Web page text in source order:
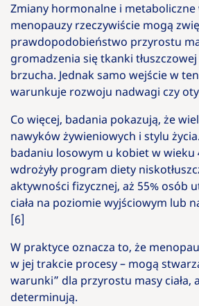
Zmiany hormonalne i metaboliczne
menopauzy rzeczywiście mogą
prawdopodobieństwo przyrostu
gromadzenia się tkanki
brzucha. Jednak samo wejście w
warunkuje rozwoju nadwagi czy
Co więcej, badania pokazują, że
nawyków żywieniowych i stylu
badaniu losowym u kobiet w wieku
wdrożyły program diety
aktywności fizycznej, aż 55% osób
ciała na poziomie wyjściowym lub
[6]
W praktyce oznacza to, że
w jej trakcie procesy – mogą
warunki” dla przyrostu masy ciała,
determinują.